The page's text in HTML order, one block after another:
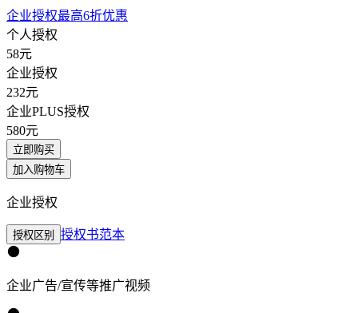
企业授权最高6折优惠
个人授权
58元
企业授权
232元
企业PLUS授权
580元
立即购买
加入购物车
企业授权
授权区别 授权书范本
企业广告/宣传等推广视频